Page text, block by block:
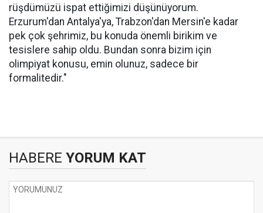
rüşdümüzü ispat ettiğimizi düşünüyorum.
Erzurum'dan Antalya'ya, Trabzon'dan Mersin'e kadar
pek çok şehrimiz, bu konuda önemli birikim ve
tesislere sahip oldu. Bundan sonra bizim için
olimpiyat konusu, emin olunuz, sadece bir
formalitedir."
HABERE YORUM KAT